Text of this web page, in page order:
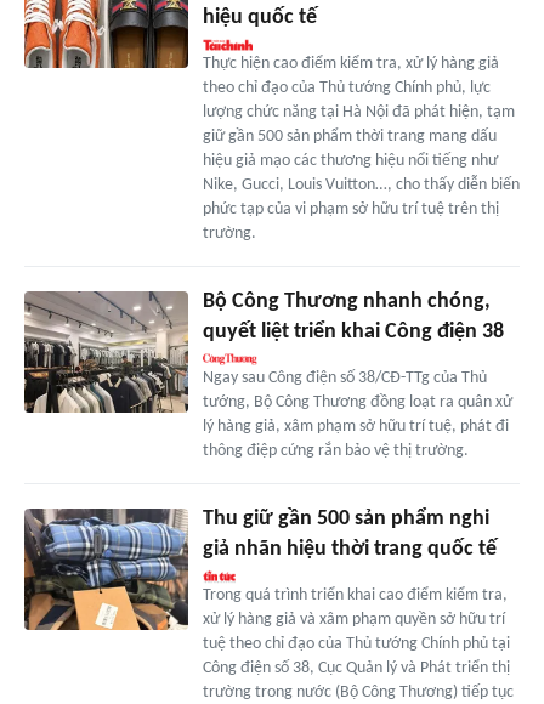
hiệu quốc tế
Thực hiện cao điểm kiểm tra, xử lý hàng giả
theo chỉ đạo của Thủ tướng Chính phủ, lực
lượng chức năng tại Hà Nội đã phát hiện, tạm
giữ gần 500 sản phẩm thời trang mang dấu
hiệu giả mạo các thương hiệu nổi tiếng như
Nike, Gucci, Louis Vuitton…, cho thấy diễn biến
phức tạp của vi phạm sở hữu trí tuệ trên thị
trường.
Bộ Công Thương nhanh chóng,
quyết liệt triển khai Công điện 38
Ngay sau Công điện số 38/CĐ-TTg của Thủ
tướng, Bộ Công Thương đồng loạt ra quân xử
lý hàng giả, xâm phạm sở hữu trí tuệ, phát đi
thông điệp cứng rắn bảo vệ thị trường.
Thu giữ gần 500 sản phẩm nghi
giả nhãn hiệu thời trang quốc tế
Trong quá trình triển khai cao điểm kiểm tra,
xử lý hàng giả và xâm phạm quyền sở hữu trí
tuệ theo chỉ đạo của Thủ tướng Chính phủ tại
Công điện số 38, Cục Quản lý và Phát triển thị
trường trong nước (Bộ Công Thương) tiếp tục